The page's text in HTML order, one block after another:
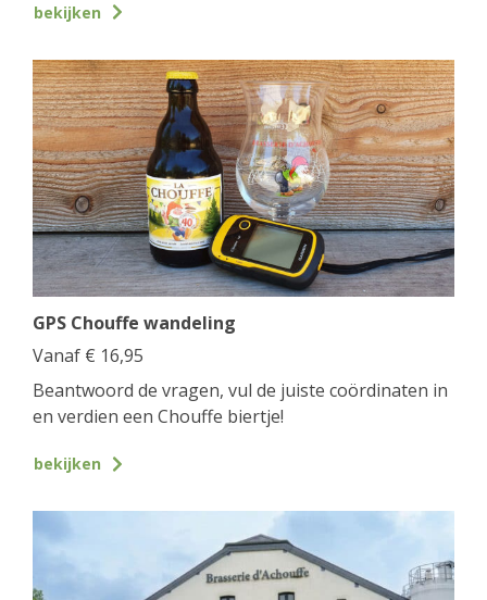
bekijken
GPS Chouffe wandeling
Vanaf € 16,95
Beantwoord de vragen, vul de juiste coördinaten in
en verdien een Chouffe biertje!
bekijken